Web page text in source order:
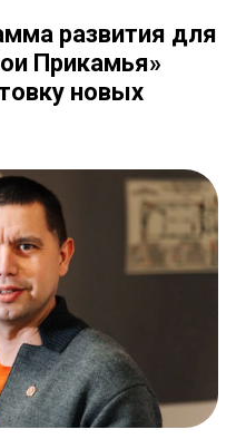
развития для
Прикамья»
новых